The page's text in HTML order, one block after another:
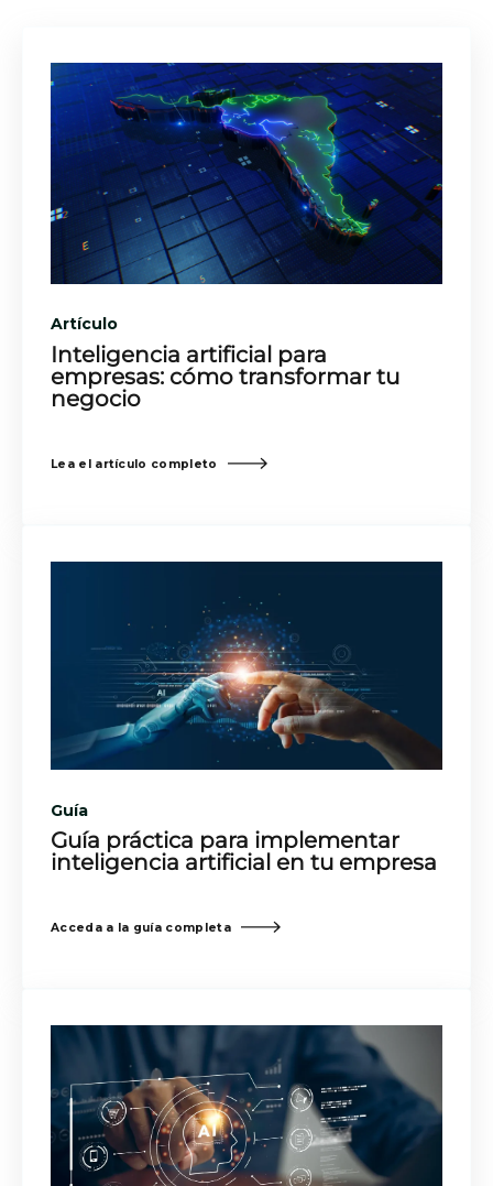
Artículo
Inteligencia artificial para
empresas: cómo transformar tu
negocio
Lea el artículo completo
Guía
Guía práctica para implementar
inteligencia artificial en tu empresa
Acceda a la guía completa